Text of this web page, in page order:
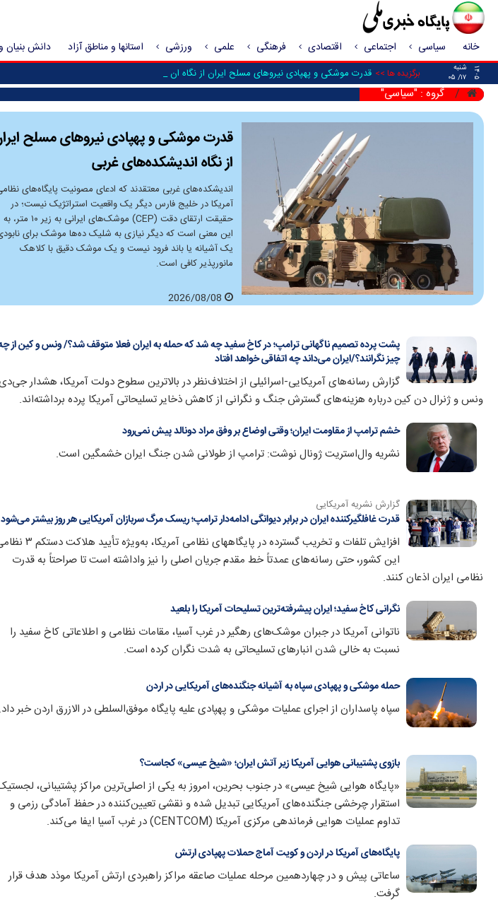
خانه سیاسی اجتماعی اقتصادی فرهنگی علمی ورزشی استانها و مناطق آزاد دانش بنیان
۱۴۰۵
شنبه
۱۷/ ۰۵
برگزیده ها >> قدرت موشکی و پهپادی نیرو‌های مسلح ایران از نگاه اندیشکده‌ه _
گروه : "سیاسی"
قدرت موشکی و پهپادی نیرو‌های مسلح
از نگاه اندیشکده‌های غربی
اندیشکده‌های غربی معتقدند که ادعای مصونیت پایگاه‌های
آمریکا در خلیج فارس دیگر یک واقعیت استراتژیک نیست؛ در
حقیقت ارتقای دقت (CEP) موشک‌های ایرانی به زیر ۱۰ متر، به
این معنی است که دیگر نیازی به شلیک ده‌ها موشک برای
یک آشیانه یا باند فرود نیست و یک موشک دقیق با کلاهک
مانورپذیر کافی است.
2026/08/08
پشت پرده تصمیم ناگهانی ترامپ؛ در کاخ سفید چه شد که حمله به ایران فعلا متوقف شد؟/ ونس و کین از
چیز نگرانند؟/ایران می‌داند چه اتفاقی خواهد افتاد
گزارش‌ رسانه‌های آمریکایی-اسرائیلی از اختلاف‌نظر در بالاترین سطوح دولت آمریکا، هشدار
ونس و ژنرال دن کین درباره هزینه‌های گسترش جنگ و نگرانی از کاهش ذخایر تسلیحاتی آمریکا پرده برداشته‌اند.
خشم ترامپ از مقاومت ایران؛ وقتی اوضاع بر وفق مراد دونالد پیش نمی‌رود
نشریه وال‌استریت ژونال نوشت: ترامپ از طولانی شدن جنگ ایران خشمگین است.
گزارش نشریه آمریکایی
قدرت غافلگیرکننده ایران در برابر دیوانگی ادامه‌دار ترامپ؛ ریسک مرگ سربازان آمریکایی هر روز بیشتر می‌شود
افزایش تلفات و تخریب گسترده در پایگاههای نظامی آمریکا، به‌ویژه
این کشور، حتی رسانه‌های عمدتاً خط مقدم جریان اصلی را نیز واداشته است تا صراحتاً به قدرت
نظامی ایران اذعان کنند.
نگرانی کاخ سفید؛ ایران پیشرفته‌ترین تسلیحات آمریکا را بلعید
ناتوانی آمریکا در جبران موشک‌های رهگیر در غرب آسیا، مقامات نظامی و اطلاعاتی کاخ سفید را
نسبت به خالی شدن انبار‌های تسلیحاتی به شدت نگران کرده است.
حمله موشکی و پهپادی سپاه به آشیانه جنگنده‌های آمریکایی در اردن
سپاه پاسداران از اجرای عملیات موشکی و پهپادی علیه پایگاه موفق‌السلطی در الازرق اردن خبر داد.
بازوی پشتیبانی هوایی آمریکا زیر آتش ایران؛ «شیخ عیسی» کجاست؟
«پایگاه هوایی شیخ عیسی» در جنوب بحرین، امروز به یکی از اصلی‌ترین مراکز پشتیبانی،
استقرار چرخشی جنگنده‌های آمریکایی تبدیل شده و نقشی تعیین‌کننده در حفظ آمادگی رزمی و
تداوم عملیات هوایی فرماندهی مرکزی آمریکا (CENTCOM) در غرب آسیا ایفا می‌کند.
پایگاه‌های آمریکا در اردن و کویت آماج حملات پهپادی ارتش
ساعاتی پیش و در چهاردهمین مرحله عملیات صاعقه مراکز راهبردی ارتش آمریکا موذد هدف قرار
گرفت.